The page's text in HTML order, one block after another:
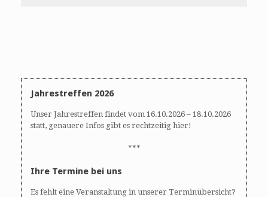
Jahrestreffen 2026
Unser Jahrestreffen findet vom 16.10.2026 – 18.10.2026
statt, genauere Infos gibt es rechtzeitig hier!
***
Ihre Termine bei uns
Es fehlt eine Veranstaltung in unserer Terminübersicht?